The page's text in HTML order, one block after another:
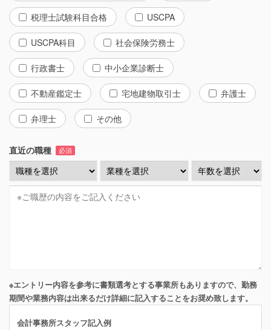
税理士試験科目合格 USCPA
USCPA科目 社会保険労務士
行政書士 中小企業診断士
不動産鑑定士 宅地建物取引士 弁護士
弁理士 その他
直近の職種 必須
※エントリー内容を参考に書類選考とする事業所もありますので、勤務
期間や業務内容は出来るだけ詳細に記入することをお奨め致します。
会計事務所スタッフ記入例